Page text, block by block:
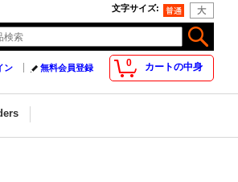
文字サイズ:
0 カートの中身
ン 無料会員登録